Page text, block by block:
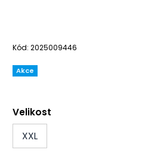
Kód: 2025009446
Akce
Velikost
XXL